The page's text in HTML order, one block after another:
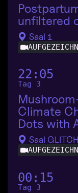
unfiltered
Saal 1
22:05
Tag 3
Climate
Dots with
Saal GLITCH
00:15
Tag 3